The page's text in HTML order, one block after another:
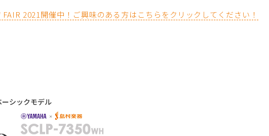
2021開催中！ご興味のある方はこちらをクリックしてください！
シックモデル